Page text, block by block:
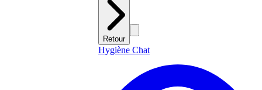
Retour
Hygiène Chat